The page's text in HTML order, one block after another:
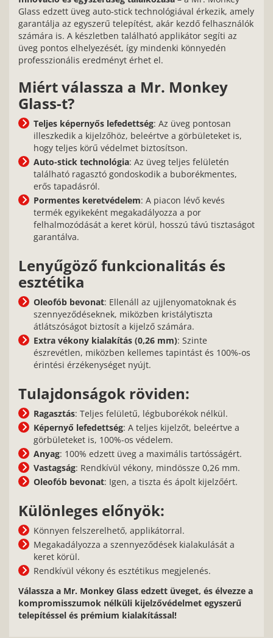
Glass edzett üveg auto-stick technológiával érkezik, amely
garantálja az egyszerű telepítést, akár kezdő felhasználók
számára is. A készletben található applikátor segíti az
üveg pontos elhelyezését, így mindenki könnyedén
professzionális eredményt érhet el.
Miért válassza a Mr. Monkey
Glass-t?
Teljes képernyős lefedettség: Az üveg pontosan
illeszkedik a kijelzőhöz, beleértve a görbületeket is,
hogy teljes körű védelmet biztosítson.
Auto-stick technológia: Az üveg teljes felületén
található ragasztó gondoskodik a buborékmentes,
erős tapadásról.
Pormentes keretvédelem: A piacon lévő kevés
termék egyikeként megakadályozza a por
felhalmozódását a keret körül, hosszú távú tisztaságot
garantálva.
Lenyűgöző funkcionalitás és
esztétika
Oleofób bevonat: Ellenáll az ujjlenyomatoknak és
szennyeződéseknek, miközben kristálytiszta
átlátszóságot biztosít a kijelző számára.
Extra vékony kialakítás (0,26 mm): Szinte
észrevétlen, miközben kellemes tapintást és 100%-os
érintési érzékenységet nyújt.
Tulajdonságok röviden:
Ragasztás: Teljes felületű, légbuborékok nélkül.
Képernyő lefedettség: A teljes kijelzőt, beleértve a
görbületeket is, 100%-os védelem.
Anyag: 100% edzett üveg a maximális tartósságért.
Vastagság: Rendkívül vékony, mindössze 0,26 mm.
Oleofób bevonat: Igen, a tiszta és ápolt kijelzőért.
Különleges előnyök:
Könnyen felszerelhető, applikátorral.
Megakadályozza a szennyeződések kialakulását a
keret körül.
Rendkívül vékony és esztétikus megjelenés.
Válassza a Mr. Monkey Glass edzett üveget, és élvezze a
kompromisszumok nélküli kijelzővédelmet egyszerű
telepítéssel és prémium kialakítással!